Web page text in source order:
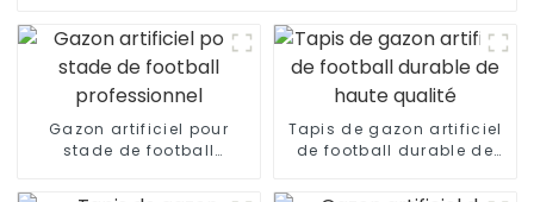
Gazon artificiel pour
stade de football
Tapis de gazon artificiel
de football durable de